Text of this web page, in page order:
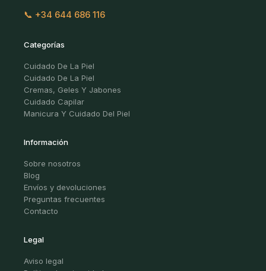
📞 +34 644 686 116
Categorías
Cuidado De La Piel
Cuidado De La Piel
Cremas, Geles Y Jabones
Cuidado Capilar
Manicura Y Cuidado Del Piel
Información
Sobre nosotros
Blog
Envíos y devoluciones
Preguntas frecuentes
Contacto
Legal
Aviso legal